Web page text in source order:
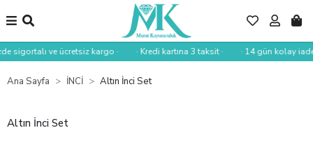
sigortalı ve ücretsiz kargo · · Kredi kartına 3 taksit · · 14 gün kolay iade ·
Ana Sayfa İNCİ Altın İnci Set
Altın İnci Set